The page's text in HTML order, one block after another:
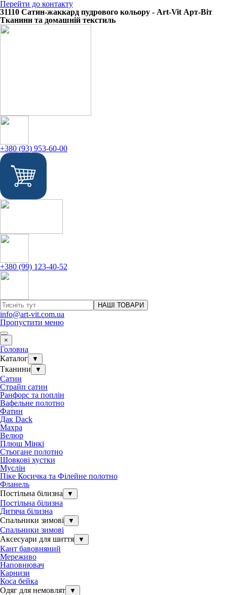
Перейти до контакту
31110 Сатин-жаккард пудрового кольору - Art-Vit Арт-Віт
Тканини та домашній текстиль
+380 (93) 953-60-00
+380 (99) 123-40-52
НАШІ ТОВАРИ
info@art-vit.com.ua
Пропустити меню
×
Головна
Каталог
▼
Тканини ▼
Сатин
Страйп сатин
Ранфорс та поплін
Вафельне полотно
Фатин
Дак Dack
Махра
Велюр
Плюш Мінкі
Стьогане полотно
Шовкові хустки
Муслін
Піке Косичка та Філейне полотно
Фланель
Постільна білизна
▼
Постільна білизна
Дитяча білизна
Спальники зимові
▼
Спальники зимові
Аксесуари для шиття
▼
Кант бавовняний
Мереживо
Наповнювач
Карнизи
Коса бейка
Одяг для немовлят
▼